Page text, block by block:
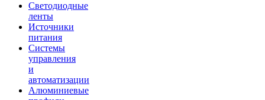
Светодиодные
ленты
Источники
питания
Системы
управления
и
автоматизации
Алюминиевые